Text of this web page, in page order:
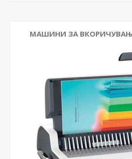
МАШИНИ ЗА